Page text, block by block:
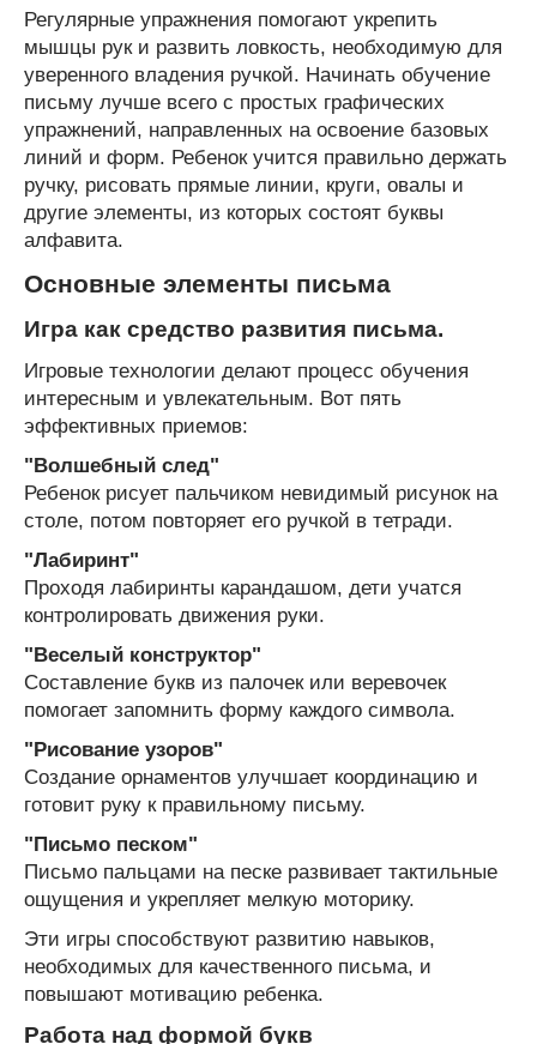
Регулярные упражнения помогают укрепить
мышцы рук и развить ловкость, необходимую для
уверенного владения ручкой. Начинать обучение
письму лучше всего с простых графических
упражнений, направленных на освоение базовых
линий и форм. Ребенок учится правильно держать
ручку, рисовать прямые линии, круги, овалы и
другие элементы, из которых состоят буквы
алфавита.
Основные элементы письма
Игра как средство развития письма.
Игровые технологии делают процесс обучения
интересным и увлекательным. Вот пять
эффективных приемов:
"Волшебный след"
Ребенок рисует пальчиком невидимый рисунок на
столе, потом повторяет его ручкой в тетради.
"Лабиринт"
Проходя лабиринты карандашом, дети учатся
контролировать движения руки.
"Веселый конструктор"
Составление букв из палочек или веревочек
помогает запомнить форму каждого символа.
"Рисование узоров"
Создание орнаментов улучшает координацию и
готовит руку к правильному письму.
"Письмо песком"
Письмо пальцами на песке развивает тактильные
ощущения и укрепляет мелкую моторику.
Эти игры способствуют развитию навыков,
необходимых для качественного письма, и
повышают мотивацию ребенка.
Работа над формой букв